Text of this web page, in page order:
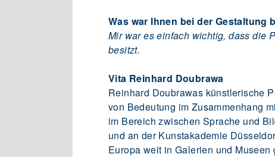
Was war Ihnen bei der Gestaltung
Mir war es einfach wichtig, dass die
besitzt.
Vita Reinhard Doubrawa
Reinhard Doubrawas künstlerische
von Bedeutung im Zusammenhang
im Bereich zwischen Sprache und
und an der Kunstakademie
Europa weit in Galerien und